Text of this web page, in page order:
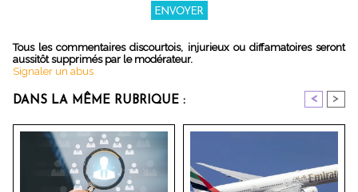
Tous les commentaires discourtois, injurieux ou diffamatoires seront
aussitôt supprimés par le modérateur.
Signaler un abus
DANS LA MÊME RUBRIQUE : < >